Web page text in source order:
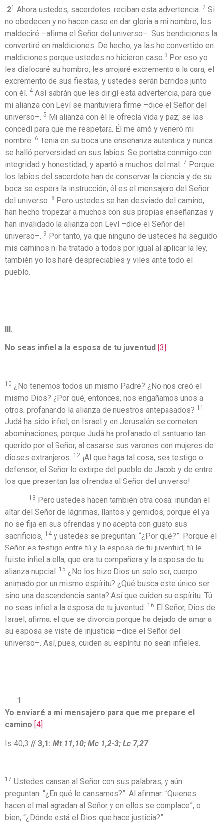
21 Ahora ustedes, sacerdotes, reciban esta advertencia. 2 Si
no obedecen y no hacen caso en dar gloria a mi nombre, los
maldeciré –afirma el Señor del universo–. Sus bendiciones la
convertiré en maldiciones. De hecho, ya las he convertido en
maldiciones porque ustedes no hicieron caso. 3 Por eso yo
les dislocaré su hombro, les arrojaré excremento a la cara, el
excremento de sus fiestas, y ustedes serán barridos junto
con él.
4 Así sabrán que les dirigí esta advertencia, para que
mi alianza con Leví se mantuviera firme –dice el Señor del
universo–. 5 Mi alianza con él le ofrecía vida y paz; se las
concedí para que me respetara. Él me amó y veneró mi
nombre.
6 Tenía en su boca una enseñanza auténtica y nunca
se halló perversidad en sus labios. Se portaba conmigo con
integridad y honestidad, y apartó a muchos del mal. 7 Porque
los labios del sacerdote han de conservar la ciencia y de su
boca se espera la instrucción; él es el mensajero del Señor
del universo.
8 Pero ustedes se han desviado del camino,
han hecho tropezar a muchos con sus propias enseñanzas y
han invalidado la alianza con Leví –dice el Señor del
universo–.
9 Por tanto, ya que ninguno de ustedes ha seguido
mis caminos ni ha tratado a todos por igual al aplicar la ley,
también yo los haré despreciables y viles ante todo el
pueblo.
III.
No seas infiel a la esposa de tu juventud [3]
10 ¿No tenemos todos un mismo Padre? ¿No nos creó el
mismo Dios? ¿Por qué, entonces, nos engañamos unos a
otros, profanando la alianza de nuestros antepasados? 11
Judá ha sido infiel; en Israel y en Jerusalén se cometen
abominaciones, porque Judá ha profanado el santuario tan
querido por el Señor, al casarse sus varones con mujeres de
dioses extranjeros. 12 ¡Al que haga tal cosa, sea testigo o
defensor, el Señor lo extirpe del pueblo de Jacob y de entre
los que presentan las ofrendas al Señor del universo!
13 Pero ustedes hacen también otra cosa: inundan el
altar del Señor de lágrimas, llantos y gemidos, porque él ya
no se fija en sus ofrendas y no acepta con gusto sus
sacrificios, 14 y ustedes se preguntan: “¿Por qué?”. Porque el
Señor es testigo entre tú y la esposa de tu juventud; tú le
fuiste infiel a ella, que era tu compañera y la esposa de tu
alianza nupcial. 15 ¿No los hizo Dios un solo ser, cuerpo
animado por un mismo espíritu? ¿Qué busca este único ser
sino una descendencia santa? Así que cuiden su espíritu. Tú
no seas infiel a la esposa de tu juventud. 16 El Señor, Dios de
Israel, afirma: el que se divorcia porque ha dejado de amar a
su esposa se viste de injusticia –dice el Señor del
universo–. Así, pues, cuiden su espíritu: no sean infieles.
Yo enviaré a mi mensajero para que me prepare el
camino [4]
Is 40,3 // 3,1: Mt 11,10; Mc 1,2-3; Lc 7,27
17 Ustedes cansan al Señor con sus palabras, y aún
preguntan: “¿En qué le cansamos?”. Al afirmar: “Quienes
hacen el mal agradan al Señor y en ellos se complace”, o
bien, “¿Dónde está el Dios que hace justicia?”.